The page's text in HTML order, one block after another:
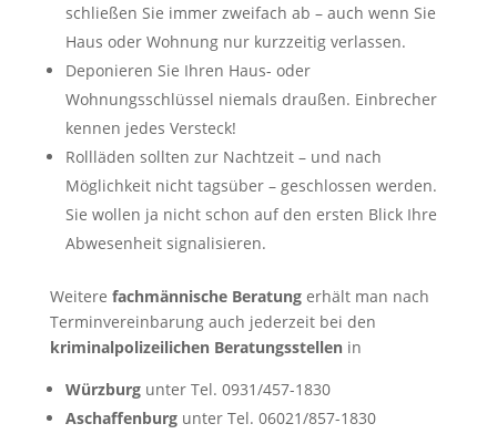
schließen Sie immer zweifach ab – auch wenn Sie
Haus oder Wohnung nur kurzzeitig verlassen.
Deponieren Sie Ihren Haus- oder
Wohnungsschlüssel niemals draußen. Einbrecher
kennen jedes Versteck!
Rollläden sollten zur Nachtzeit – und nach
Möglichkeit nicht tagsüber – geschlossen werden.
Sie wollen ja nicht schon auf den ersten Blick Ihre
Abwesenheit signalisieren.
Weitere fachmännische Beratungerhält man nach
Terminvereinbarung auch jederzeit bei den
kriminalpolizeilichen Beratungsstellenin
Würzburg unter Tel. 0931/457-1830
Aschaffenburg unter Tel. 06021/857-1830